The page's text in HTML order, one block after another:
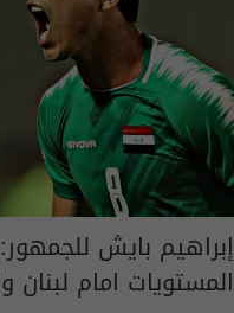
إبراهيم بايش
المستويات امام لبنان